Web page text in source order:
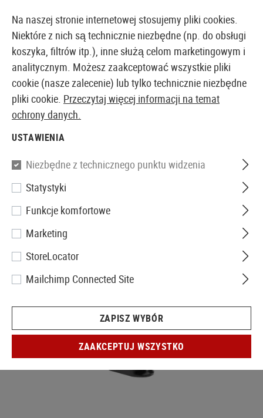
EUROPEJSKI AIRSOFT SKLEP I HURTOWNIA
Strona główna
Magazine SP2022 V2 Co2
Na naszej stronie internetowej stosujemy pliki cookies.
Niektóre z nich są technicznie niezbędne (np. do obsługi
koszyka, filtrów itp.), inne służą celom marketingowym i
analitycznym. Możesz zaakceptować wszystkie pliki
cookie (nasze zalecenie) lub tylko technicznie niezbędne
pliki cookie. Przeczytaj więcej informacji na temat
ochrony danych.
USTAWIENIA
Niezbędne z technicznego punktu widzenia
Statystyki
Funkcje komfortowe
Marketing
StoreLocator
Mailchimp Connected Site
ZAPISZ WYBÓR
ZAAKCEPTUJ WSZYSTKO